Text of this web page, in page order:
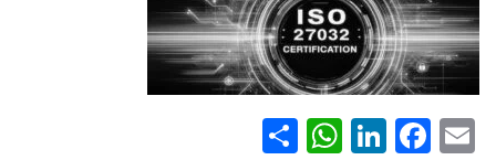
Email
Facebook
LinkedIn
WhatsApp